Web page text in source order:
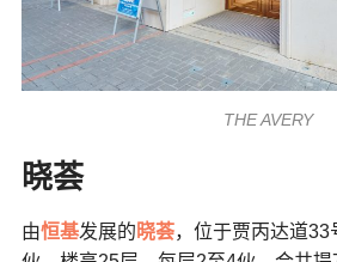
THE AVERY
晓荟
由恒基发展的晓荟，位于贾丙达道33